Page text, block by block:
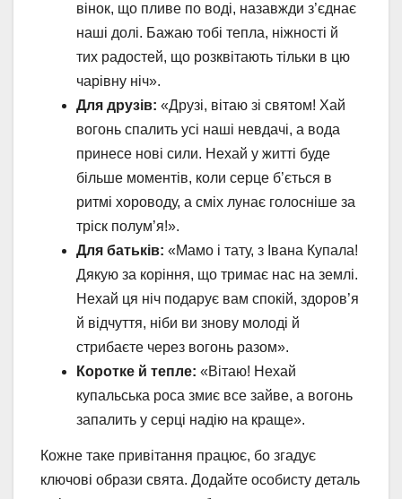
вінок, що пливе по воді, назавжди з’єднає
наші долі. Бажаю тобі тепла, ніжності й
тих радостей, що розквітають тільки в цю
чарівну ніч».
Для друзів: «Друзі, вітаю зі святом! Хай
вогонь спалить усі наші невдачі, а вода
принесе нові сили. Нехай у житті буде
більше моментів, коли серце б’ється в
ритмі хороводу, а сміх лунає голосніше за
тріск полум’я!».
Для батьків: «Мамо і тату, з Івана Купала!
Дякую за коріння, що тримає нас на землі.
Нехай ця ніч подарує вам спокій, здоров’я
й відчуття, ніби ви знову молоді й
стрибаєте через вогонь разом».
Коротке й тепле: «Вітаю! Нехай
купальська роса змиє все зайве, а вогонь
запалить у серці надію на краще».
Кожне таке привітання працює, бо згадує
ключові образи свята. Додайте особисту деталь